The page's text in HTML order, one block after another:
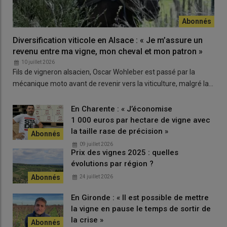
Quelles sont les causes ?
L’an dernier, nous avons eu peu d’ensoleillement. Peut-être
cela joue-t-il. Ou le yo-yo des températures, quand on a un
épisode chaud suivi d’un froid. L’instabilité du climat joue peut-
être un rôle.
Lire aussi :Des phénomènes de filage des vignes
inhabituels en Val de Loire
Que testez-vous pour limiter ce
phénomène ?
Depuis cette année, nous expérimentons plusieurs choses au
sein de Terra Mea. Tout d’abord, nous sommes allés
questionner les producteurs de raisin de table et ils
Diversification viticole en Alsace : « Je m’assure un
revenu entre ma vigne, mon cheval et mon patron »
10 juillet 2026
Fils de vigneron alsacien, Oscar Wohleber est passé par la
mécanique moto avant de revenir vers la viticulture, malgré la…
En Charente : « J’économise
1 000 euros par hectare de vigne avec
la taille rase de précision »
09 juillet 2026
Prix des vignes 2025 : quelles
évolutions par région ?
24 juillet 2026
En Gironde : « Il est possible de mettre
la vigne en pause le temps de sortir de
la crise »